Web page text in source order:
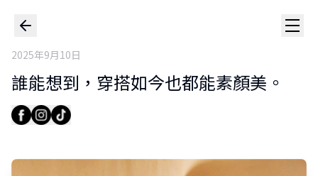
2025年9月10日
誰能想到，穿搭如今也都能素顏美。